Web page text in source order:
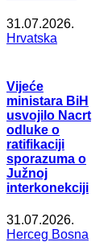
31.07.2026.
Hrvatska
Vijeće
ministara BiH
usvojilo Nacrt
odluke o
ratifikaciji
sporazuma o
Južnoj
interkonekciji
31.07.2026.
Herceg Bosna